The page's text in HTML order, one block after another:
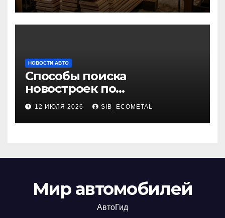
НОВОСТИ АВТО
Способы поиска
новостроек по
индивидуальным
параметрам
12 ИЮЛЯ 2026 SIB_ECOMETAL
Мир автомобилей
АвтоГид